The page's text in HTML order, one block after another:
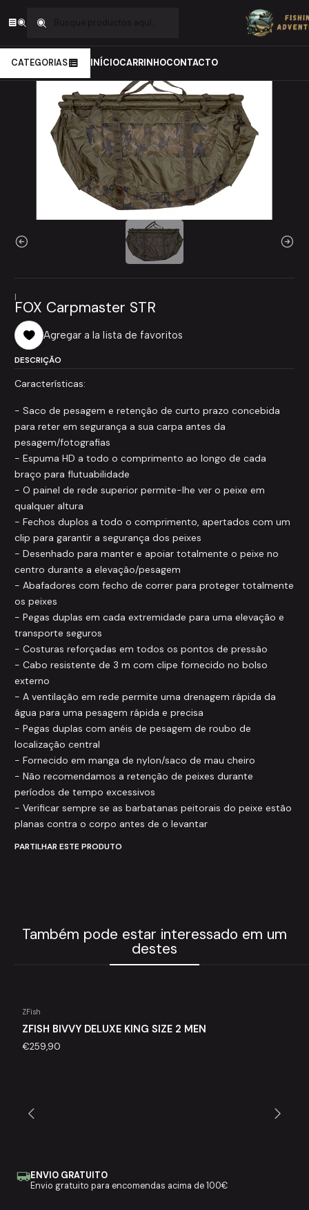
CATEGORIAS INÍCIOCARRINHOCONTACTO
Recepção da carpa
FOX Carpmaster STR
|
FOX Carpmaster STR
Agregar a la lista de favoritos
DESCRIÇÃO
Características:
- Saco de pesagem e retenção de curto prazo concebida
para reter em segurança a sua carpa antes da
pesagem/fotografias
- Espuma HD a todo o comprimento ao longo de cada
braço para flutuabilidade
- O painel de rede superior permite-lhe ver o peixe em
qualquer altura
- Fechos duplos a todo o comprimento, apertados com um
clip para garantir a segurança dos peixes
- Desenhado para manter e apoiar totalmente o peixe no
centro durante a elevação/pesagem
- Abafadores com fecho de correr para proteger totalmente
os peixes
- Pegas duplas em cada extremidade para uma elevação e
transporte seguros
- Costuras reforçadas em todos os pontos de pressão
- Cabo resistente de 3 m com clipe fornecido no bolso
externo
- A ventilação em rede permite uma drenagem rápida da
água para uma pesagem rápida e precisa
- Pegas duplas com anéis de pesagem de roubo de
localização central
- Fornecido em manga de nylon/saco de mau cheiro
- Não recomendamos a retenção de peixes durante
períodos de tempo excessivos
- Verificar sempre se as barbatanas peitorais do peixe estão
planas contra o corpo antes de o levantar
PARTILHAR ESTE PRODUTO
Também pode estar interessado em um
destes
ZFish
ZFISH BIVVY DELUXE KING SIZE 2 MEN
€259,90
ENVIO GRATUITO
Envio gratuito para encomendas acima de 100€